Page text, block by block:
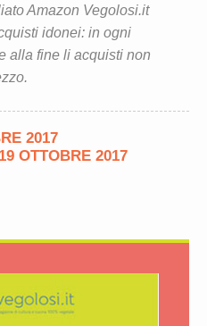
Amazon Vegolosi.it
idonei: in ogni
alla fine li acquisti non
2017
19 OTTOBRE 2017